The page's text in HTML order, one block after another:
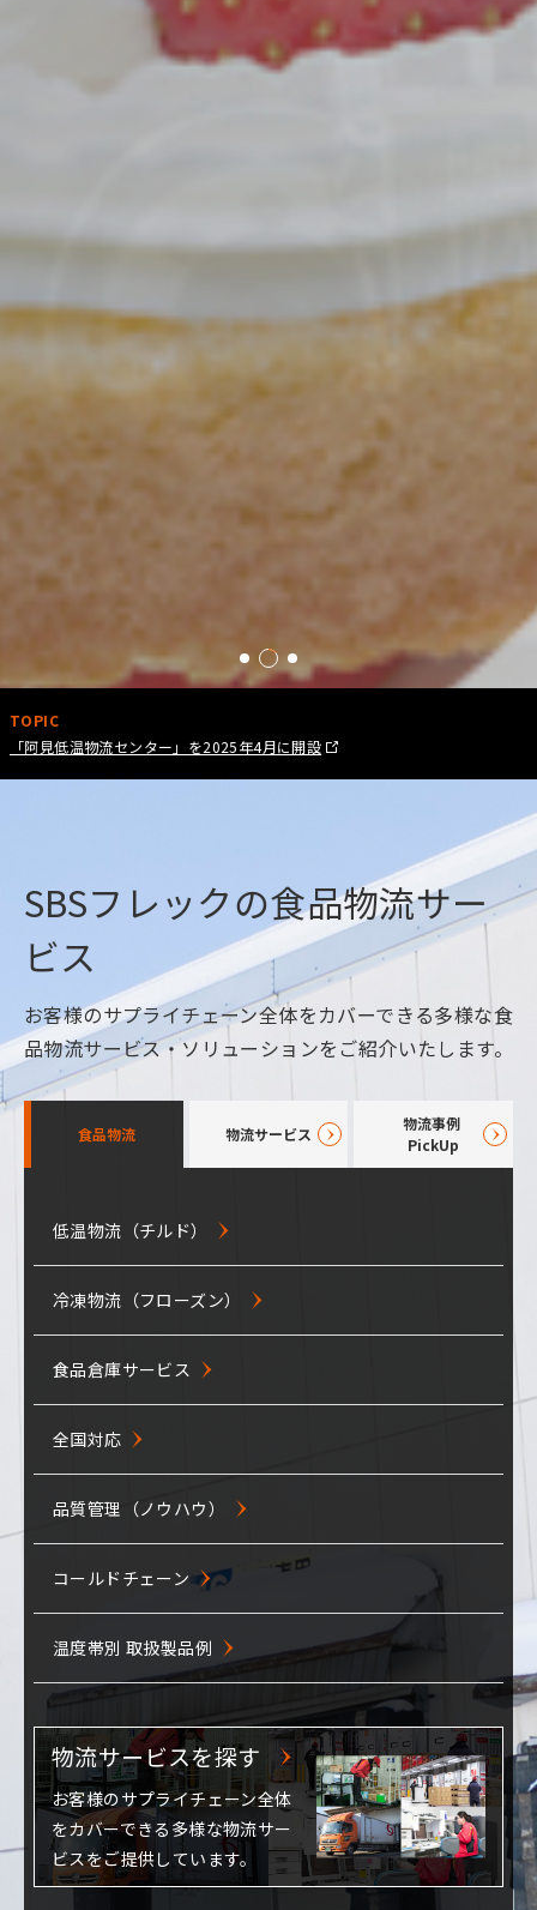
TOPIC
「阿見低温物流センター」を2025年4月に開設
SBSフレックの食品物流サー
ビス
お客様のサプライチェーン全体をカバーできる多様な食
品物流サービス・ソリューションをご紹介いたします。
食品物流 物流サービス
物流事例
PickUp
低温物流（チルド）
冷凍物流（フローズン）
食品倉庫サービス
全国対応
品質管理（ノウハウ）
コールドチェーン
温度帯別 取扱製品例
物流サービスを探す
お客様のサプライチェーン全体
をカバーできる多様な物流サー
ビスをご提供しています。
食品物流センター運営
食品配送
食品通販物流（食品EC）
介護食物流サービス
情報システム
受注・配車センター
ネットスーパー
物流サービスを探す
お客様のサプライチェーン全体
をカバーできる多様な物流サー
ビスをご提供しています。
(株)KOMPEITO様
乳製品メーカーＤ社様
食品メーカーＡ社様
受注FAXデータの電子化に対応
冷凍品を冷蔵品に温度帯変更
飲料メーカーの冷蔵共同配送
チルド飲料を対象に共同配送
大手CVSチェーンＨ社様
チルド日配対象センター前センター
冷凍食品メーカーの全国配送
氷菓の全国供給にフェリーを活用
食品メーカーC社様
WMSの活用で先入れ先出しを徹底